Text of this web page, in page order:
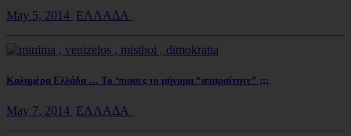
May 5, 2014 ΕΛΛΑΔΑ
Καλημέρα Ελλάδα … Το ‘πιασες το μήνυμα “απαραίτητε” ;;;
May 7, 2014 ΕΛΛΑΔΑ